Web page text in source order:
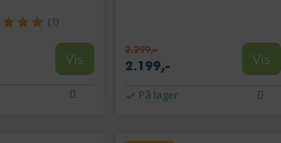
(1)
Vis
2.299,-
2.199,- Vis
På lager